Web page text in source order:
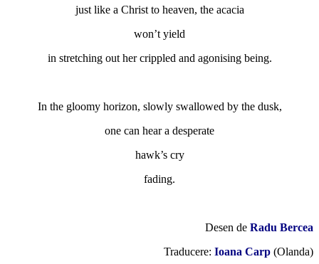
just like a Christ to heaven, the acacia
won’t yield
in stretching out her crippled and agonising being.
In the gloomy horizon, slowly swallowed by the dusk,
one can hear a desperate
hawk’s cry
fading.
Desen de Radu Bercea
Traducere: Ioana Carp (Olanda)